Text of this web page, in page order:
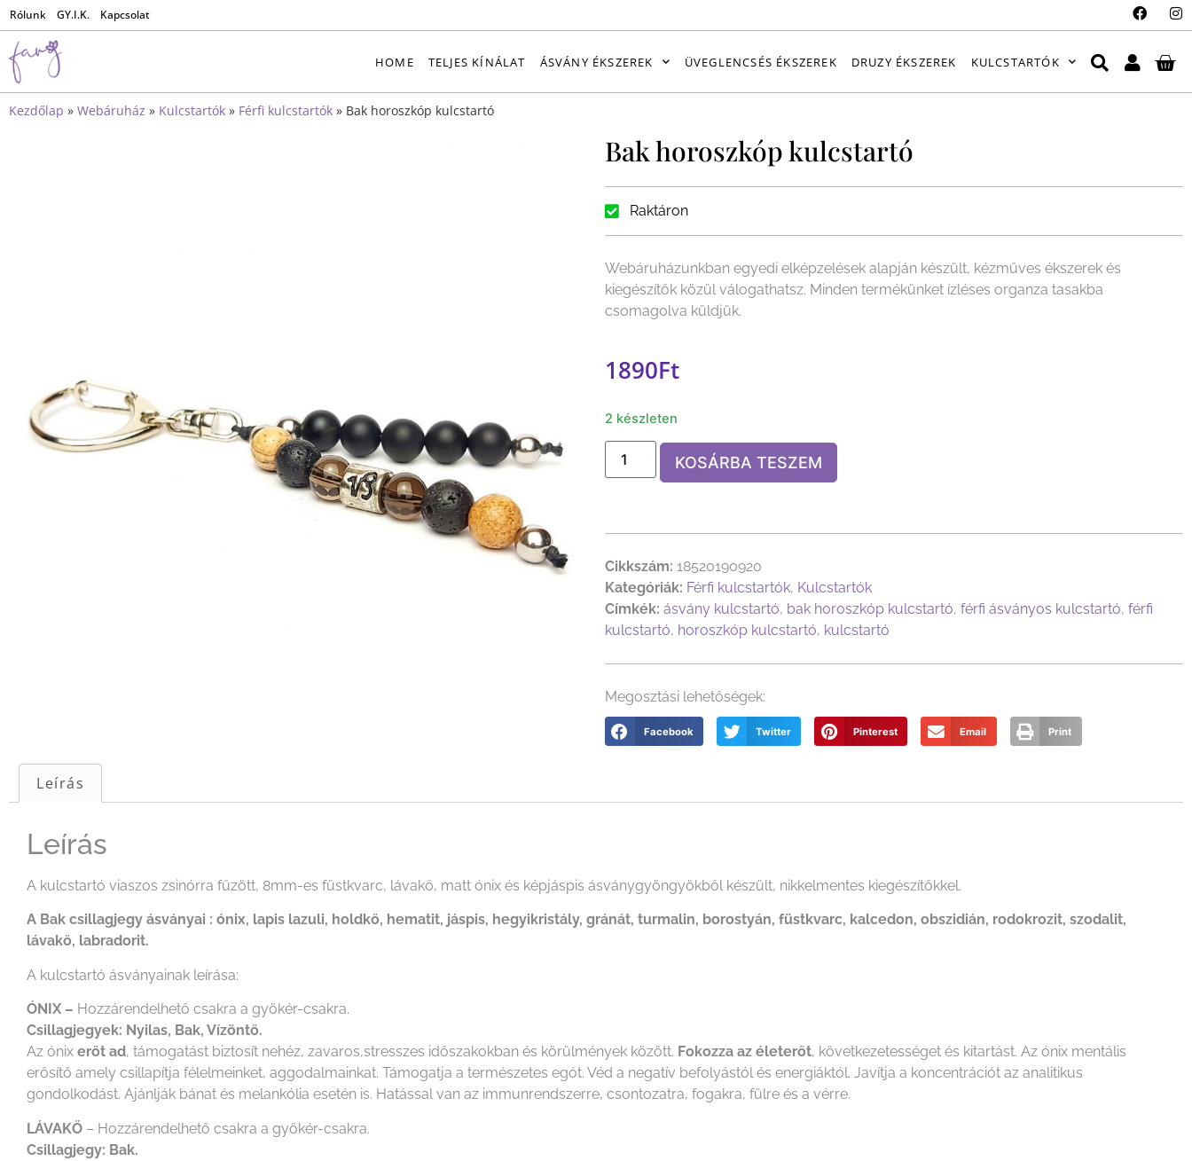
Rólunk GY.I.K. Kapcsolat
HOME TELJES KÍNÁLAT ÁSVÁNY ÉKSZEREK ÜVEGLENCSÉS ÉKSZEREK DRUZY ÉKSZEREK KULCSTARTÓK
Kezdőlap » Webáruház » Kulcstartók » Férfi kulcstartók » Bak horoszkóp kulcstartó
Bak horoszkóp kulcstartó
Raktáron
Webáruházunkban egyedi elképzelések alapján készült, kézműves ékszerek és
kiegészítők közül válogathatsz. Minden termékünket ízléses organza tasakba
csomagolva küldjük.
1890Ft
2 készleten
KOSÁRBA TESZEM
Cikkszám: 18520190920
Kategóriák: Férfi kulcstartók, Kulcstartók
Címkék: ásvány kulcstartó, bak horoszkóp kulcstartó, férfi ásványos kulcstartó, férfi
kulcstartó, horoszkóp kulcstartó, kulcstartó
Megosztási lehetőségek:
Facebook Twitter Pinterest Email Print
Leírás
Leírás
A kulcstartó viaszos zsinórra fűzött, 8mm-es füstkvarc, lávakő, matt ónix és képjáspis ásványgyöngyökből készült, nikkelmentes kiegészítőkkel.
A Bak csillagjegy ásványai : ónix, lapis lazuli, holdkő, hematit, jáspis, hegyikristály, gránát, turmalin, borostyán, füstkvarc, kalcedon, obszidián, rodokrozit, szodalit,
lávakő, labradorit.
A kulcstartó ásványainak leírása:
ÓNIX – Hozzárendelhető csakra a gyökér-csakra.
Csillagjegyek: Nyilas, Bak, Vízöntő.
Az ónix erőt ad, támogatást biztosít nehéz, zavaros,stresszes időszakokban és körülmények között. Fokozza az életerőt, következetességet és kitartást. Az ónix mentális
erősítő amely csillapítja félelmeinket, aggodalmainkat. Támogatja a természetes egót. Véd a negatív befolyástól és energiáktól. Javítja a koncentrációt az analitikus
gondolkodást. Ajánlják bánat és melankólia esetén is. Hatással van az immunrendszerre, csontozatra, fogakra, fülre és a vérre.
LÁVAKŐ – Hozzárendelhető csakra a gyökér-csakra.
Csillagjegy: Bak.